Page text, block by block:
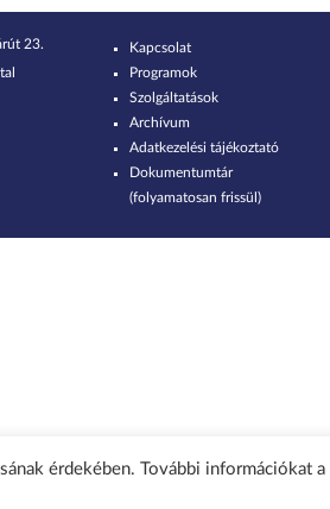
23.
Kapcsolat
Programok
Szolgáltatások
Archívum
Adatkezelési tájékoztató
Dokumentumtár
(folyamatosan frissül)
érdekében. További információkat